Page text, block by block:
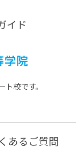
イド
校です。
あるご質問